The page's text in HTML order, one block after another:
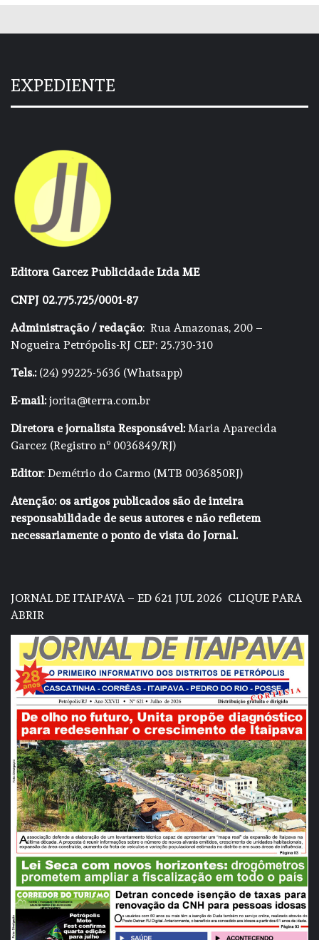
EXPEDIENTE
Editora Garcez Publicidade Ltda ME
CNPJ 02.775.725/0001-87
Administração / redação: Rua Amazonas, 200 –
Nogueira Petrópolis-RJ CEP: 25.730-310
Tels.:(24) 99225-5636 (Whatsapp)
E-mail:jorita@terra.com.br
Diretora e jornalista Responsável:Maria Aparecida
Garcez (Registro nº 0036849/RJ)
Editor: Demétrio do Carmo (MTB 0036850RJ)
Atenção: os artigos publicados são de inteira
responsabilidade de seus autores e não refletem
necessariamente o ponto de vista do Jornal.
JORNAL DE ITAIPAVA – ED 621 JUL 2026 CLIQUE PARA
ABRIR